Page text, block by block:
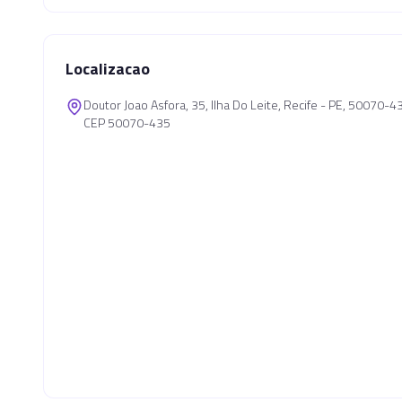
Localizacao
Doutor Joao Asfora, 35, Ilha Do Leite, Recife - PE, 50070-
CEP 50070-435